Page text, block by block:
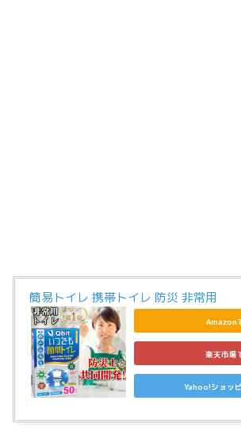
簡易トイレ 携帯トイレ 防災 非常用
Amazon
楽天市場
Yahoo!ショッ